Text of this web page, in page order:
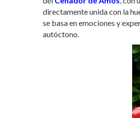
directamente unida con la
se basa en emociones y
autóctono.